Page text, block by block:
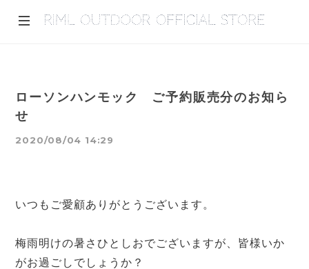
ローソンハンモック ご予約販売分のお知ら
せ
2020/08/04 14:29
いつもご愛顧ありがとうございます。
梅雨明けの暑さひとしおでございますが、皆様いか
がお過ごしでしょうか？